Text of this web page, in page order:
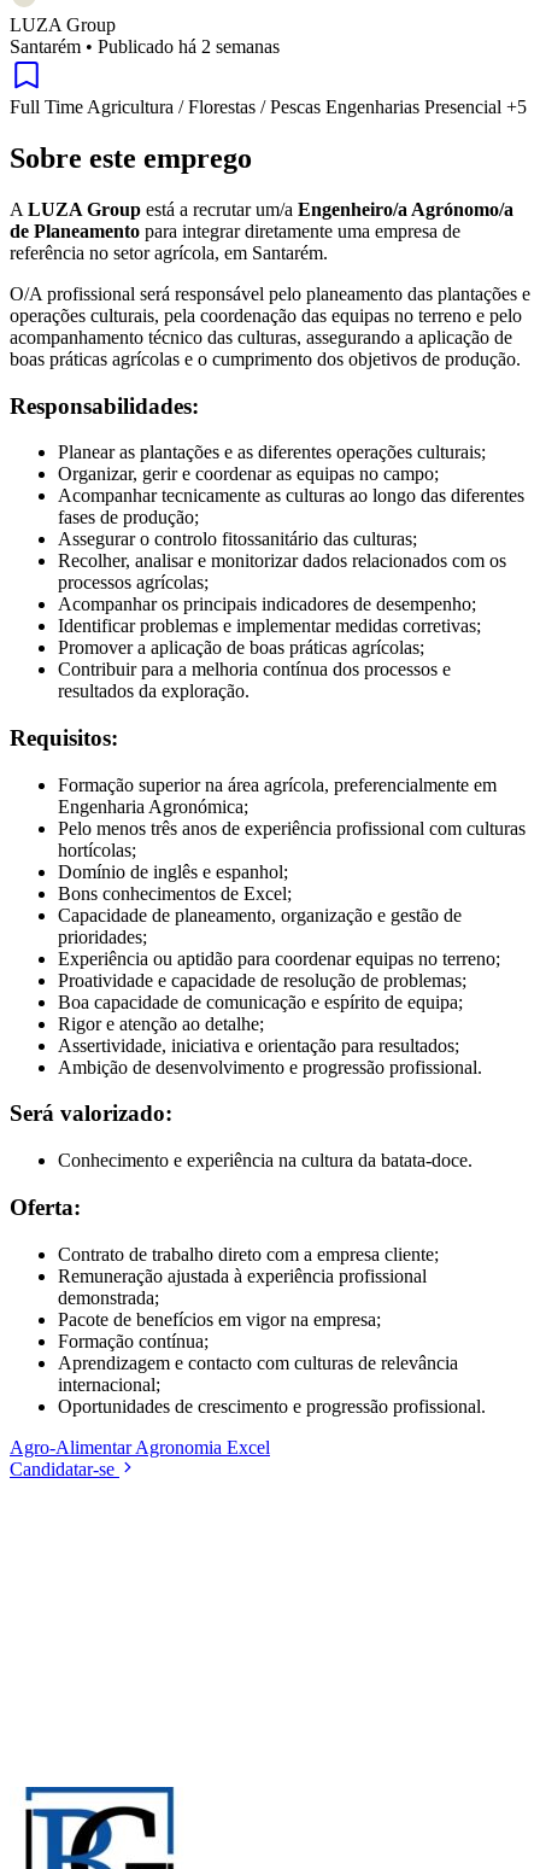
LUZA Group
Santarém • Publicado há 2 semanas
Full Time Agricultura / Florestas / Pescas Engenharias Presencial +5
Sobre este emprego
A LUZA Group está a recrutar um/a Engenheiro/a Agrónomo/a
de Planeamento para integrar diretamente uma empresa de
referência no setor agrícola, em Santarém.
O/A profissional será responsável pelo planeamento das plantações e
operações culturais, pela coordenação das equipas no terreno e pelo
acompanhamento técnico das culturas, assegurando a aplicação de
boas práticas agrícolas e o cumprimento dos objetivos de produção.
Responsabilidades:
Planear as plantações e as diferentes operações culturais;
Organizar, gerir e coordenar as equipas no campo;
Acompanhar tecnicamente as culturas ao longo das diferentes
fases de produção;
Assegurar o controlo fitossanitário das culturas;
Recolher, analisar e monitorizar dados relacionados com os
processos agrícolas;
Acompanhar os principais indicadores de desempenho;
Identificar problemas e implementar medidas corretivas;
Promover a aplicação de boas práticas agrícolas;
Contribuir para a melhoria contínua dos processos e
resultados da exploração.
Requisitos:
Formação superior na área agrícola, preferencialmente em
Engenharia Agronómica;
Pelo menos três anos de experiência profissional com culturas
hortícolas;
Domínio de inglês e espanhol;
Bons conhecimentos de Excel;
Capacidade de planeamento, organização e gestão de
prioridades;
Experiência ou aptidão para coordenar equipas no terreno;
Proatividade e capacidade de resolução de problemas;
Boa capacidade de comunicação e espírito de equipa;
Rigor e atenção ao detalhe;
Assertividade, iniciativa e orientação para resultados;
Ambição de desenvolvimento e progressão profissional.
Será valorizado:
Conhecimento e experiência na cultura da batata-doce.
Oferta:
Contrato de trabalho direto com a empresa cliente;
Remuneração ajustada à experiência profissional
demonstrada;
Pacote de benefícios em vigor na empresa;
Formação contínua;
Aprendizagem e contacto com culturas de relevância
internacional;
Oportunidades de crescimento e progressão profissional.
Agro-AlimentarAgronomia Excel
Candidatar-se